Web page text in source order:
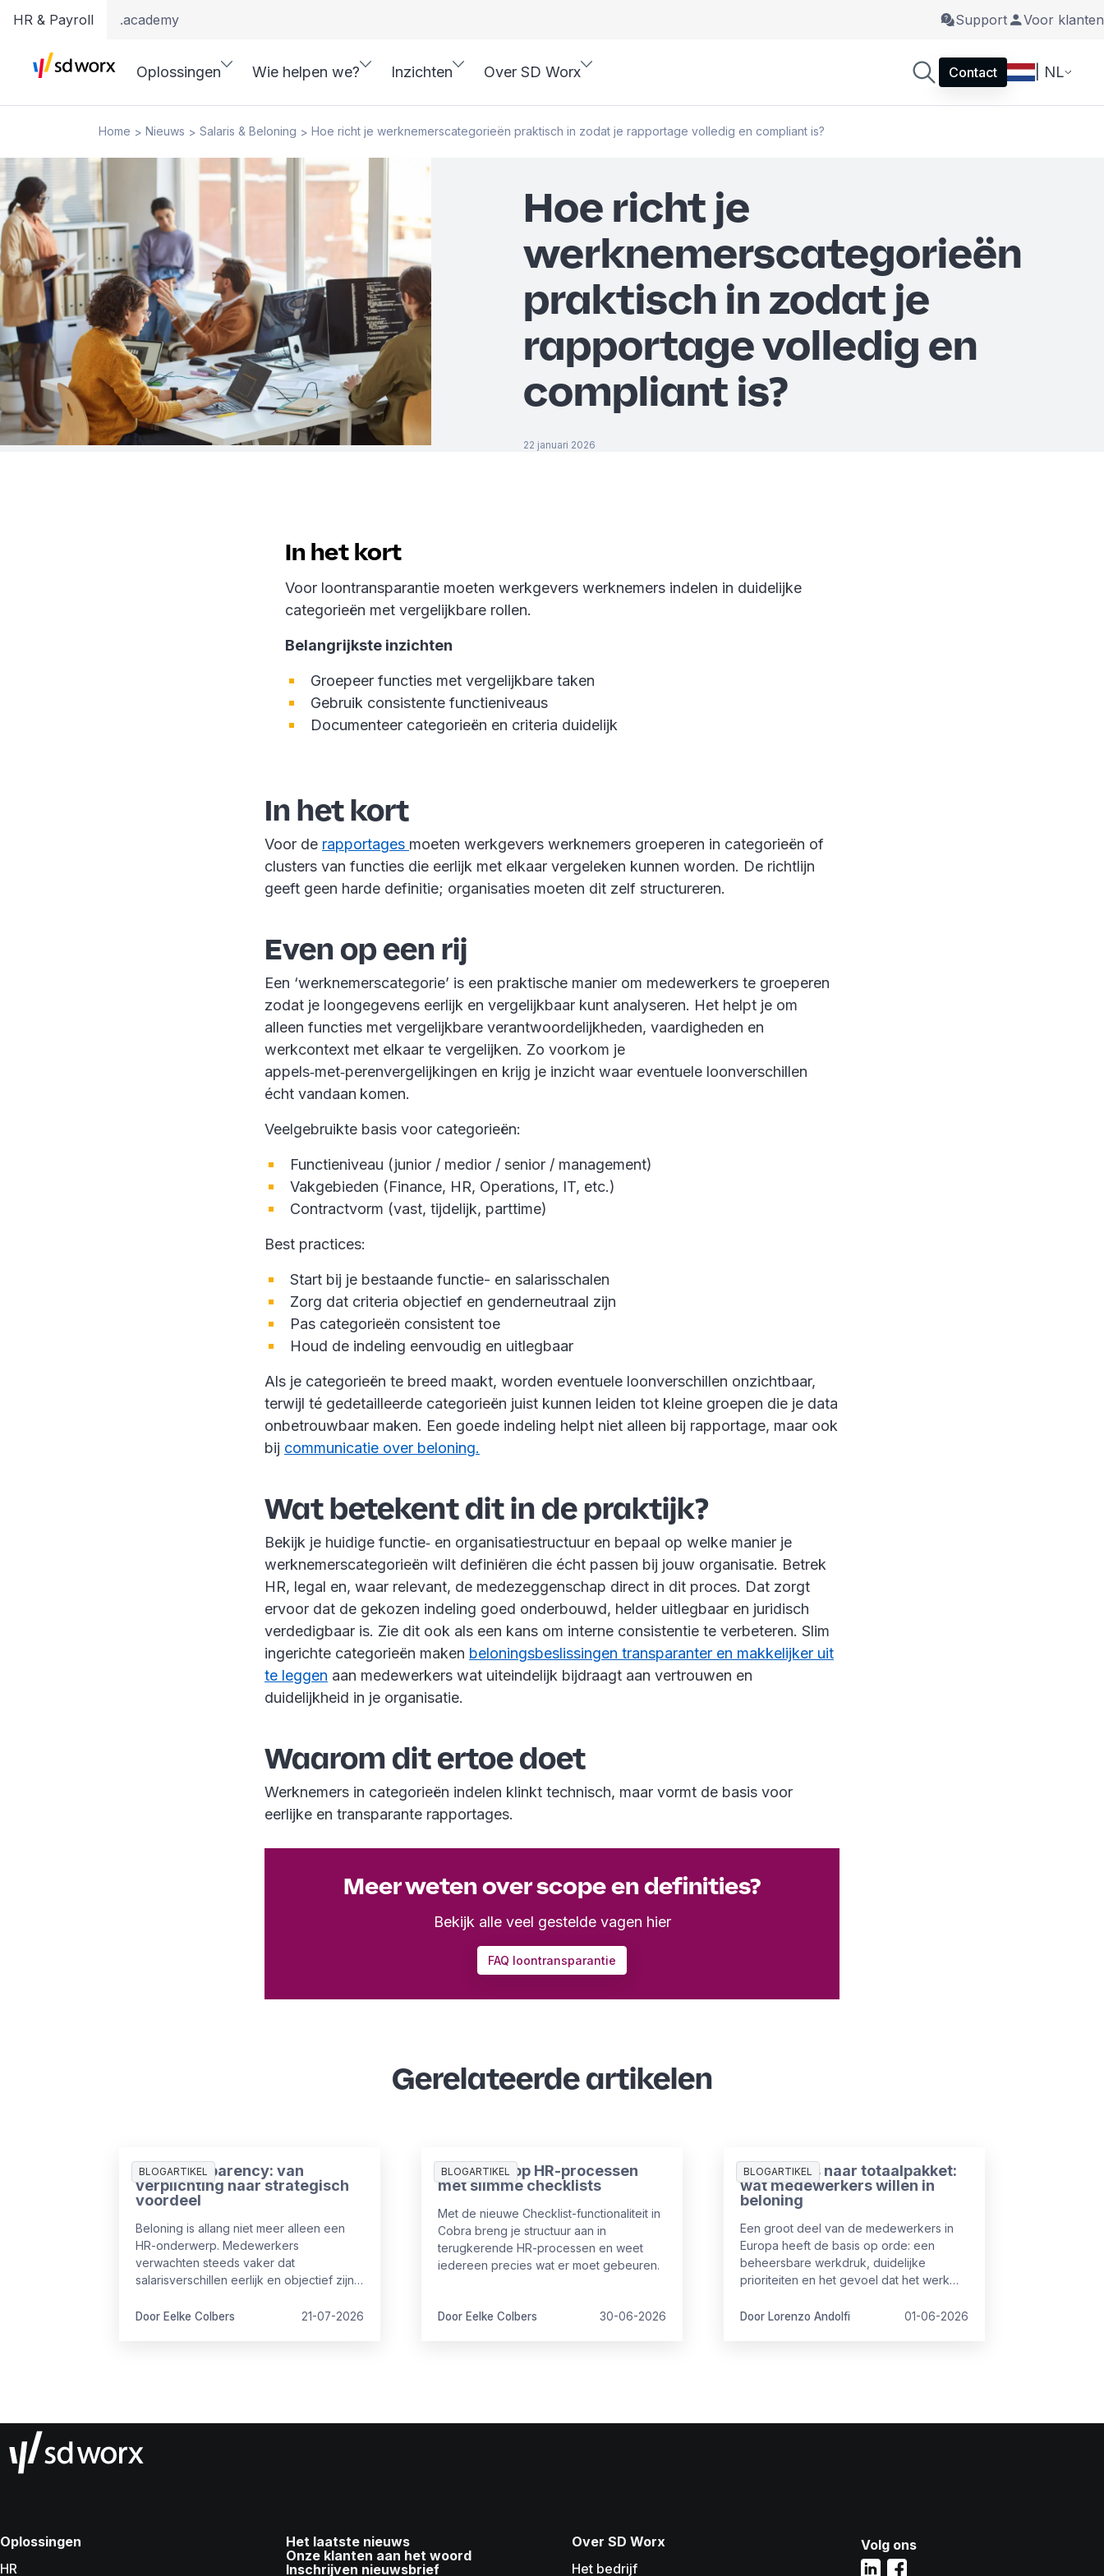
HR & Payroll .academy Support Voor klanten
Oplossingen Wie helpen we? Inzichten Over SD Worx Contact | NL
Home > Nieuws > Salaris & Beloning > Hoe richt je werknemerscategorieën praktisch in zodat je rapportage volledig en compliant is?
Hoe richt je
werknemerscategorieën
praktisch in zodat je
rapportage volledig en
compliant is?
22 januari 2026
In het kort
Voor loontransparantie moeten werkgevers werknemers indelen in duidelijke
categorieën met vergelijkbare rollen.
Belangrijkste inzichten
Groepeer functies met vergelijkbare taken
Gebruik consistente functieniveaus
Documenteer categorieën en criteria duidelijk
In het kort
Voor de rapportages moeten werkgevers werknemers groeperen in categorieën of
clusters van functies die eerlijk met elkaar vergeleken kunnen worden. De richtlijn
geeft geen harde definitie; organisaties moeten dit zelf structureren.
Even op een rij
Een ‘werknemerscategorie’ is een praktische manier om medewerkers te groeperen
zodat je loongegevens eerlijk en vergelijkbaar kunt analyseren. Het helpt je om
alleen functies met vergelijkbare verantwoordelijkheden, vaardigheden en
werkcontext met elkaar te vergelijken. Zo voorkom je
appels‑met‑perenvergelijkingen en krijg je inzicht waar eventuele loonverschillen
écht vandaan komen.
Veelgebruikte basis voor categorieën:
Functieniveau (junior / medior / senior / management)
Vakgebieden (Finance, HR, Operations, IT, etc.)
Contractvorm (vast, tijdelijk, parttime)
Best practices:
Start bij je bestaande functie- en salarisschalen
Zorg dat criteria objectief en genderneutraal zijn
Pas categorieën consistent toe
Houd de indeling eenvoudig en uitlegbaar
Als je categorieën te breed maakt, worden eventuele loonverschillen onzichtbaar,
terwijl té gedetailleerde categorieën juist kunnen leiden tot kleine groepen die je data
onbetrouwbaar maken. Een goede indeling helpt niet alleen bij rapportage, maar ook
bij communicatie over beloning.
Wat betekent dit in de praktijk?
Bekijk je huidige functie‑ en organisatiestructuur en bepaal op welke manier je
werknemerscategorieën wilt definiëren die écht passen bij jouw organisatie. Betrek
HR, legal en, waar relevant, de medezeggenschap direct in dit proces. Dat zorgt
ervoor dat de gekozen indeling goed onderbouwd, helder uitlegbaar en juridisch
verdedigbaar is. Zie dit ook als een kans om interne consistentie te verbeteren. Slim
ingerichte categorieën maken beloningsbeslissingen transparanter en makkelijker uit
te leggen aan medewerkers wat uiteindelijk bijdraagt aan vertrouwen en
duidelijkheid in je organisatie.
Waarom dit ertoe doet
Werknemers in categorieën indelen klinkt technisch, maar vormt de basis voor
eerlijke en transparante rapportages.
Meer weten over scope en definities?
Bekijk alle veel gestelde vagen hier
FAQ loontransparantie
Gerelateerde artikelen
BLOGARTIKEL
Pay Transparency: van
verplichting naar strategisch
voordeel
Beloning is allang niet meer alleen een
HR-onderwerp. Medewerkers
verwachten steeds vaker dat
salarisverschillen eerlijk en objectief zijn.
tijdens sollicitaties en ook vanuit wet- en
Door Eelke Colbers 21-07-2026
BLOGARTIKEL
Meer grip op HR-processen
met slimme checklists
Met de nieuwe Checklist-functionaliteit in
Cobra breng je structuur aan in
terugkerende HR-processen en weet
iedereen precies wat er moet gebeuren.
Door Eelke Colbers 30-06-2026
BLOGARTIKEL
Van salaris naar totaalpakket:
wat medewerkers willen in
beloning
Een groot deel van de medewerkers in
Europa heeft de basis op orde: een
beheersbare werkdruk, duidelijke
prioriteiten en het gevoel dat het werk
altijd even goed op orde.
Door Lorenzo Andolfi 01-06-2026
Oplossingen
HR
Het laatste nieuws
Onze klanten aan het woord
Inschrijven nieuwsbrief
Over SD Worx
Het bedrijf
Volg ons